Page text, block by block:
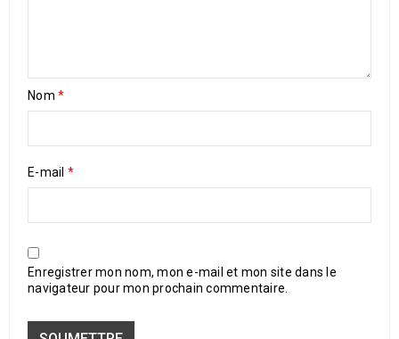
Nom *
E-mail *
Enregistrer mon nom, mon e-mail et mon site dans le
navigateur pour mon prochain commentaire.